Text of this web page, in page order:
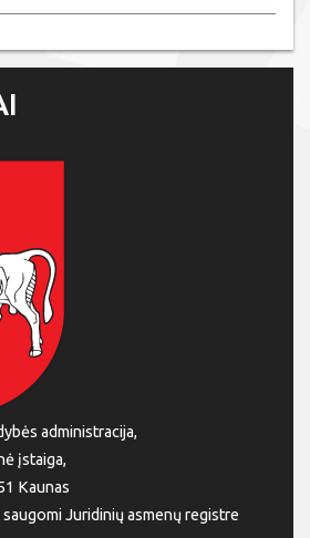
administracija,
įstaiga,
Kaunas
Juridinių asmenų registre